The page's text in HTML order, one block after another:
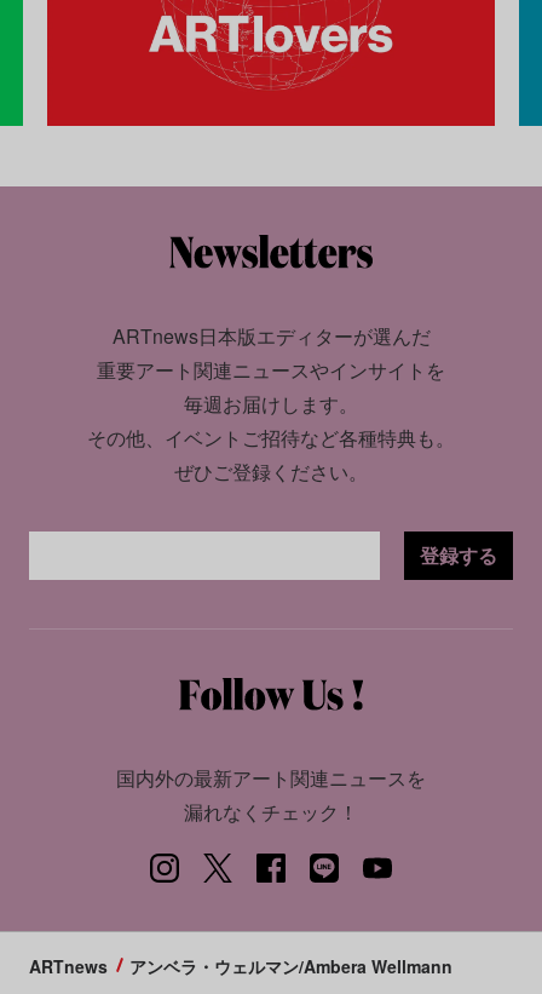
ARTnews日本版エディターが選んだ
重要アート関連ニュースやインサイトを
毎週お届けします。
その他、イベントご招待など各種特典も。
ぜひご登録ください。
登録する
国内外の最新アート関連ニュースを
漏れなくチェック！
ARTnews アンベラ・ウェルマン/Ambera Wellmann